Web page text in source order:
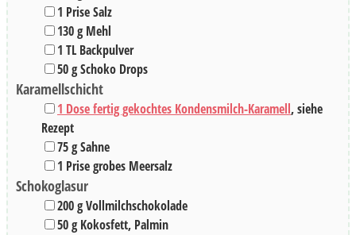
▢
1 PriseSalz
▢
130g Mehl
▢
1 TL Backpulver
▢
50gSchoko Drops
Karamellschicht
▢
1 Dose fertig gekochtes Kondensmilch-Karamell,siehe
Rezept
▢
75gSahne
▢
1 Prisegrobes Meersalz
Schokoglasur
▢
200gVollmilchschokolade
▢
50g Kokosfett, Palmin